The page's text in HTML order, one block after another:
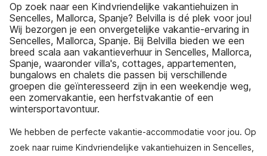
Op zoek naar een Kindvriendelijke vakantiehuizen in
Sencelles, Mallorca, Spanje? Belvilla is dé plek voor jou!
Wij bezorgen je een onvergetelijke vakantie-ervaring in
Sencelles, Mallorca, Spanje. Bij Belvilla bieden we een
breed scala aan vakantieverhuur in Sencelles, Mallorca,
Spanje, waaronder villa's, cottages, appartementen,
bungalows en chalets die passen bij verschillende
groepen die geïnteresseerd zijn in een weekendje weg,
een zomervakantie, een herfstvakantie of een
wintersportavontuur.
We hebben de perfecte vakantie-accommodatie voor jou. Op
zoek naar ruime Kindvriendelijke vakantiehuizen in Sencelles,